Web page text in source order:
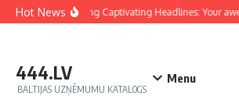
Hot NewsCrafting Captivating Headlines: Your
444.LV
BALTIJAS UZŅĒMUMU KATALOGS
Menu